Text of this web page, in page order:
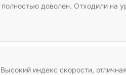
доволен. Отходили на
индекс скорости,